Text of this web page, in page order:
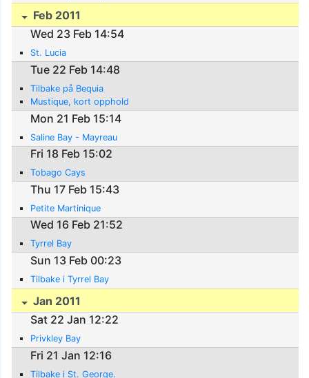
Feb 2011
Wed 23 Feb 14:54
St. Lucia
Tue 22 Feb 14:48
Tilbake på Bequia
Mustique, kort opphold
Mon 21 Feb 15:14
Saline Bay - Mayreau
Fri 18 Feb 15:02
Tobago Cays
Thu 17 Feb 15:43
Petite Martinique
Wed 16 Feb 21:52
Tyrrel Bay
Sun 13 Feb 00:23
Tilbake i Tyrrel Bay
Jan 2011
Sat 22 Jan 12:22
Privkley Bay
Fri 21 Jan 12:16
Tilbake i St. George.